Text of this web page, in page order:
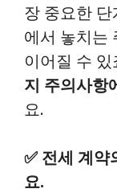
장 중요한
에서 놓치는
이어질 수 있
지 주의사항
요.
✅ 전세 계약
요.